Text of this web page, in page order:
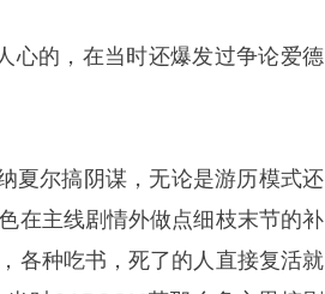
心的，在当时还爆发过争论爱德
夏尔搞阴谋，无论是游历模式还
在主线剧情外做点细枝末节的补
各种吃书，死了的人直接复活就